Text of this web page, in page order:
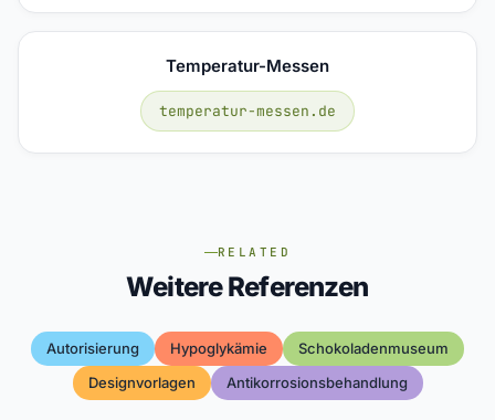
Temperatur-Messen
temperatur-messen.de
RELATED
Weitere Referenzen
Autorisierung Hypoglykämie
Schokoladenmuseum
Designvorlagen
Antikorrosionsbehandlung